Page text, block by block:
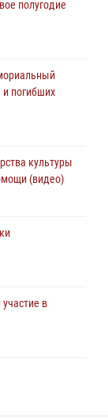
участников
центр
полугодие
и погибших
культуры
(видео)
в